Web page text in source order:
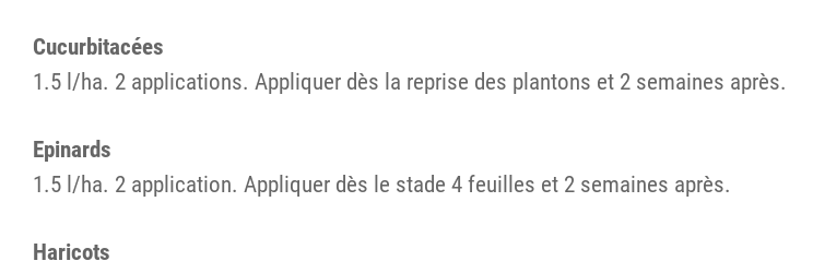
Cucurbitacées
1.5 l/ha. 2 applications. Appliquer dès la reprise des plantons et 2 semaines après.
Epinards
1.5 l/ha. 2 application. Appliquer dès le stade 4 feuilles et 2 semaines après.
Haricots